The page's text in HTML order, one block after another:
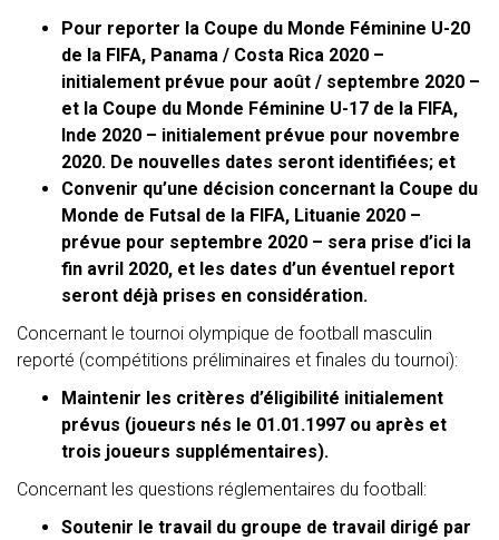
Pour reporter la Coupe du Monde Féminine U-20
de la FIFA, Panama / Costa Rica 2020 –
initialement prévue pour août / septembre 2020 –
et la Coupe du Monde Féminine U-17 de la FIFA,
Inde 2020 – initialement prévue pour novembre
2020. De nouvelles dates seront identifiées; et
Convenir qu’une décision concernant la Coupe du
Monde de Futsal de la FIFA, Lituanie 2020 –
prévue pour septembre 2020 – sera prise d’ici la
fin avril 2020, et les dates d’un éventuel report
seront déjà prises en considération.
Concernant le tournoi olympique de football masculin
reporté (compétitions préliminaires et finales du tournoi):
Maintenir les critères d’éligibilité initialement
prévus (joueurs nés le 01.01.1997 ou après et
trois joueurs supplémentaires).
Concernant les questions réglementaires du football:
Soutenir le travail du groupe de travail dirigé par